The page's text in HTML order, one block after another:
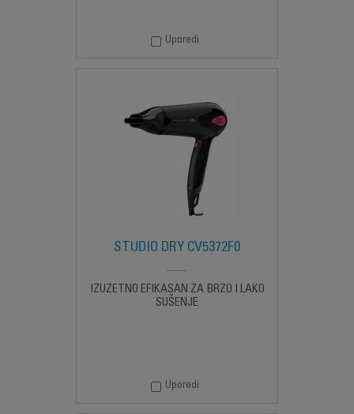
Uporedi
STUDIO DRY CV5372F0
IZUZETNO EFIKASAN ZA BRZO I LAKO
SUŠENJE
Uporedi